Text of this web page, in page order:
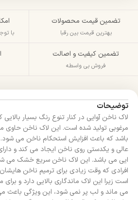
تضمین قیمت محصولات
بهترین قیمت بین رقبا با
تضمین کیفیت و اصالت
فروش بی واسطه
توضیحات
لاک ناخن آوایی در کنار تنوع رنگ بسیار بالایی
مرغوبی تولید شده است. این لاک ناخن حاوی
باشد که باعث افزایش استحکام ناخن می
عالی و یکدستی روی ناخن ایجاد می کند و
ایی می باشد. این لاک ناخن سریع خشک می
افرادی که وقت زیادی برای ترمیم ناخن
می ماند و لب پر نمی شود، این ویژگی باعث